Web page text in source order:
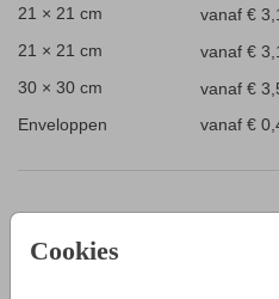
Cookies
21 × 21 cm
vanaf €
21 × 21 cm
vanaf €
30 × 30 cm
vanaf €
Enveloppen
vanaf €